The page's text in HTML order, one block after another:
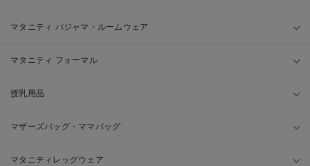
マタニティ パジャマ・ルームウェア
マタニティ フォーマル
授乳用品
マザーズバッグ・ママバッグ
マタニティレッグウェア